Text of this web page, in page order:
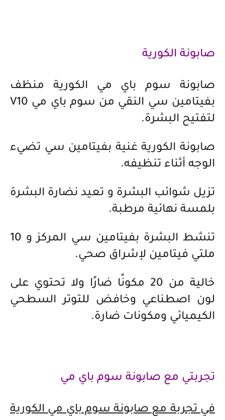
صابونة الكورية
صابونة سوم باي مي الكورية منظف
بفيتامين سي النقي من سوم باي مي V10
لتفتيح البشرة.
صابونة الكورية غنية بفيتامين سي تضيء
الوجه أثناء تنظيفه.
تزيل شوائب البشرة و تعيد نضارة البشرة
بلمسة نهائية مرطبة.
تنشط البشرة بفيتامين سي المركز و 10
ملتي فيتامين لإشراق صحي.
خالية من 20 مكونًا ضارًا ولا تحتوي على
لون اصطناعي وخافض للتوتر السطحي
الكيميائي ومكونات ضارة.
تجربتي مع صابونة سوم باي مي
في تجربة مع صابونة سوم باي مي الكورية